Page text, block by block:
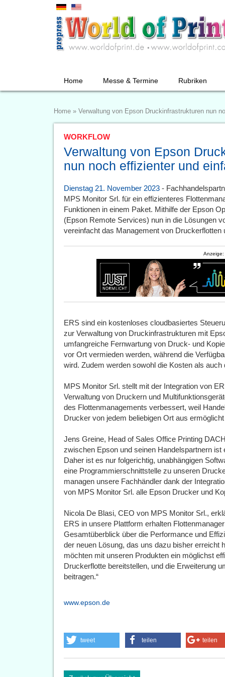
Home Messe & Termine Rubriken
Home » Verwaltung von Epson Druckinfrastrukturen nun
WORKFLOW
Verwaltung von Epson
nun noch effizienter und
Dienstag 21. November 2023 -
MPS Monitor Srl. für ein effizienteres
Funktionen in einem Paket. Mithilfe der Epson
(Epson Remote Services) nun in die Lösungen
vereinfacht das Management von Druckerflotten
Anzeige:
ERS sind ein kostenloses cloudbasiertes
zur Verwaltung von Druckinfrastrukturen mit
umfangreiche Fernwartung von Druck- und
vor Ort vermieden werden, während die
wird. Zudem werden sowohl die Kosten als
MPS Monitor Srl. stellt mit der Integration von
Verwaltung von Druckern und
des Flottenmanagements verbessert, weil
Drucker von jedem beliebigen Ort aus
Jens Greine, Head of Sales Office Printing
zwischen Epson und seinen Handelspartnern
Daher ist es nur folgerichtig, unabhängigen
eine Programmierschnittstelle zu unseren
managen unsere Fachhändler dank der
von MPS Monitor Srl. alle Epson Drucker und
Nicola De Blasi, CEO von MPS Monitor Srl.,
ERS in unsere Plattform erhalten
Gesamtüberblick über die Performance und
der neuen Lösung, das uns dazu bisher erreicht
möchten mit unseren Produkten ein möglichst
Druckerflotte bereitstellen, und die Erweiterung
beitragen.“
www.epson.de
tweet teilen teilen